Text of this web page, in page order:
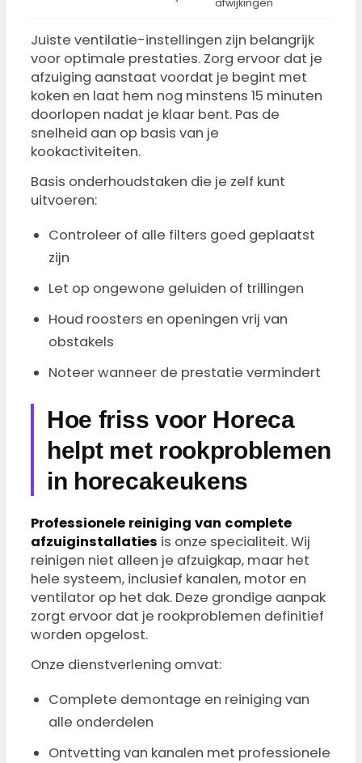
afwijkingen
Juiste ventilatie-instellingen zijn belangrijk
voor optimale prestaties. Zorg ervoor dat je
afzuiging aanstaat voordat je begint met
koken en laat hem nog minstens 15 minuten
doorlopen nadat je klaar bent. Pas de
snelheid aan op basis van je
kookactiviteiten.
Basis onderhoudstaken die je zelf kunt
uitvoeren:
Controleer of alle filters goed geplaatst
zijn
Let op ongewone geluiden of trillingen
Houd roosters en openingen vrij van
obstakels
Noteer wanneer de prestatie vermindert
Hoe friss voor Horeca
helpt met rookproblemen
in horecakeukens
Professionele reiniging van complete
afzuiginstallaties is onze specialiteit. Wij
reinigen niet alleen je afzuigkap, maar het
hele systeem, inclusief kanalen, motor en
ventilator op het dak. Deze grondige aanpak
zorgt ervoor dat je rookproblemen definitief
worden opgelost.
Onze dienstverlening omvat:
Complete demontage en reiniging van
alle onderdelen
Ontvetting van kanalen met professionele